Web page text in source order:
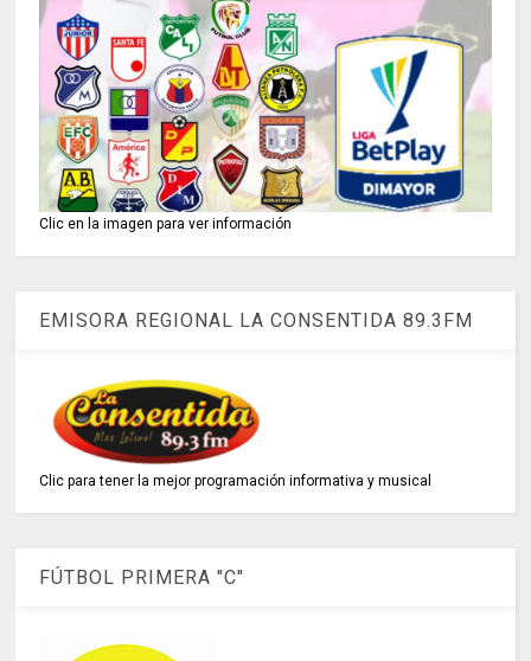
Clic en la imagen para ver información
EMISORA REGIONAL LA CONSENTIDA 89.3FM
Clic para tener la mejor programación informativa y musical
FÚTBOL PRIMERA "C"